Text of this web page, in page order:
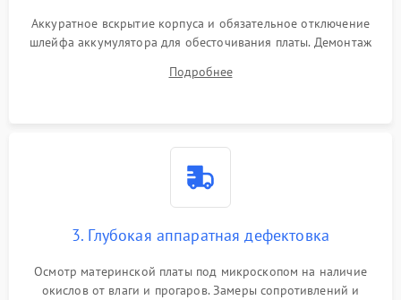
Аккуратное вскрытие корпуса и обязательное отключение
шлейфа аккумулятора для обесточивания платы. Демонтаж
высохшей термопасты с кристаллов чипов.
Подробнее
3. Глубокая аппаратная дефектовка
Осмотр материнской платы под микроскопом на наличие
окислов от влаги и прогаров. Замеры сопротивлений и